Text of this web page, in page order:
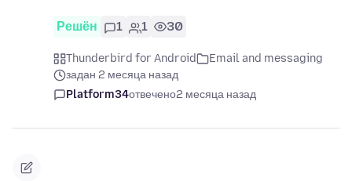
Решён 1 1 30
Thunderbird for Android
Email and messaging
задан 2 месяца назад
Platform34отвечено2 месяца назад